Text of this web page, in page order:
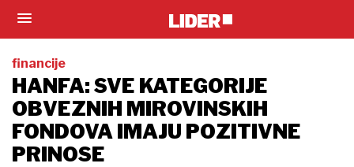
financije
HANFA: SVE KATEGORIJE
OBVEZNIH MIROVINSKIH
FONDOVA IMAJU POZITIVNE
PRINOSE